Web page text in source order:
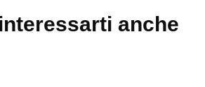
anche